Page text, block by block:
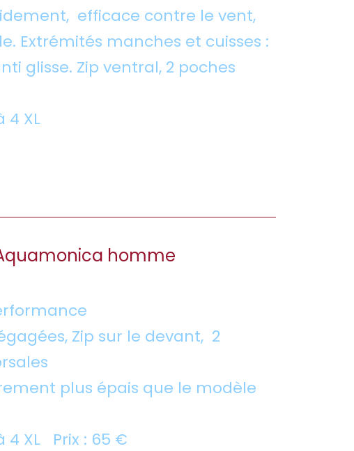
efficace contre le vent,
Extrémités manches et cuisses :
glisse. Zip ventral, 2 poches
4 XL
homme
Zip sur le devant, 2
plus épais que le modèle
4 XL Prix : 65 €